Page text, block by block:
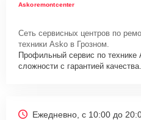
Askoremontcenter
Сеть сервисных центров по
техники Asko в Грозном.
Профильный сервис по
сложности с гарантией качества.
Ежедневно, с 10:00 до